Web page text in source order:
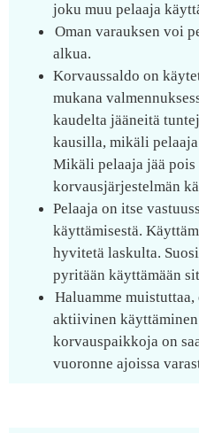
joku muu pelaaja
Oman varauksen voi
alkua.
Korvaussaldo on
mukana
kaudelta jääneitä
kausilla, mikäli
Mikäli pelaaja jää pois
korvausjärjestelmän
Pelaaja on itse
käyttämisestä.
hyvitetä laskulta.
pyritään käyttämään
Haluamme
aktiivinen
korvauspaikkoja on
vuoronne ajoissa